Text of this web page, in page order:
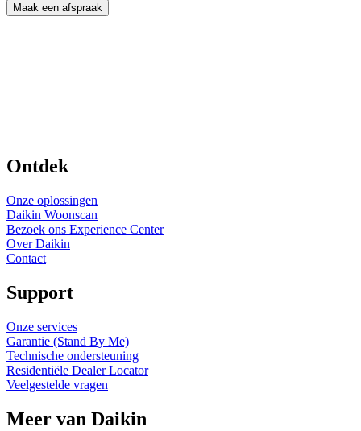
Maak een afspraak
Ontdek
Onze oplossingen
Daikin Woonscan
Bezoek ons Experience Center
Over Daikin
Contact
Support
Onze services
Garantie (Stand By Me)
Technische ondersteuning
Residentiële Dealer Locator
Veelgestelde vragen
Meer van Daikin